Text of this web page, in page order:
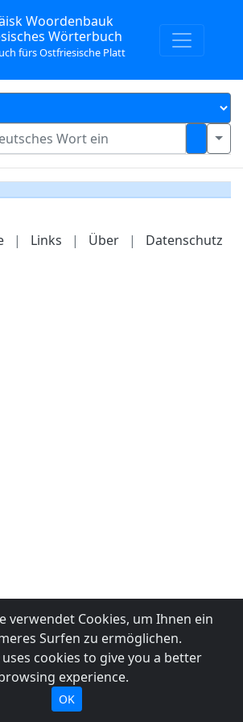
Woordenbauk
Wörterbuch
fürs Ostfriesische Platt
| Links | Über | Datenschutz
verwendet Cookies, um Ihnen ein
Surfen zu ermöglichen.
cookies to give you a better
experience.
OK